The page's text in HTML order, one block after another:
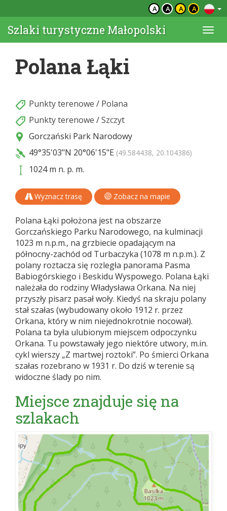
A A A A
Szlaki turystyczne Małopolski
Polana Łąki
Punkty terenowe / Polana
Punkty terenowe /Szczyt
Gorczański Park Narodowy
49°35'03"N 20°06'15"E (49.584438, 20.104386)
1024 m n. p. m.
Wyznacz trasę Zobacz na mapie
Polana Łąki położona jest na obszarze
Gorczańskiego Parku Narodowego, na kulminacji
1023 m n.p.m., na grzbiecie opadającym na
północny-zachód od Turbaczyka (1078 m n.p.m.). Z
polany roztacza się rozległa panorama Pasma
Babiogórskiego i Beskidu Wyspowego. Polana Łąki
należała do rodziny Władysława Orkana. Na niej
przyszły pisarz pasał woły. Kiedyś na skraju polany
stał szałas (wybudowany około 1912 r. przez
Orkana, który w nim niejednokrotnie nocował).
Polana ta była ulubionym miejscem odpoczynku
Orkana. Tu powstawały jego niektóre utwory, m.in.
cykl wierszy „Z martwej roztoki”. Po śmierci Orkana
szałas rozebrano w 1931 r. Do dziś w terenie są
widoczne ślady po nim.
Miejsce znajduje się na
szlakach